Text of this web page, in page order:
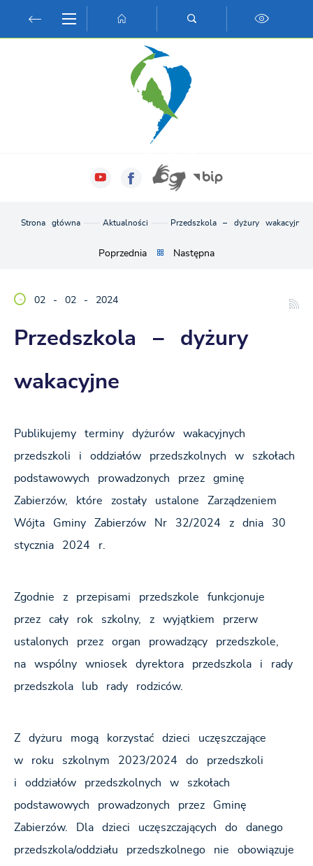
Przejdź do wyszukiwarki.
Przejdź do ustawień wielkości czcionki.
Włącz wersję kontrastową strony.
Strona główna Aktualności Przedszkola – dyżury wakacyjne
Poprzednia Następna
02 - 02 - 2024
Przedszkola – dyżury
wakacyjne
Publikujemy terminy dyżurów wakacyjnych
przedszkoli i oddziałów przedszkolnych w szkołach
podstawowych prowadzonych przez gminę
Zabierzów, które zostały ustalone Zarządzeniem
Wójta Gminy Zabierzów Nr 32/2024 z dnia 30
stycznia 2024 r.
Zgodnie z przepisami przedszkole funkcjonuje
przez cały rok szkolny, z wyjątkiem przerw
ustalonych przez organ prowadzący przedszkole,
na wspólny wniosek dyrektora przedszkola i rady
przedszkola lub rady rodziców.
Z dyżuru mogą korzystać dzieci uczęszczające
w roku szkolnym 2023/2024 do przedszkoli
i oddziałów przedszkolnych w szkołach
podstawowych prowadzonych przez Gminę
Zabierzów. Dla dzieci uczęszczających do danego
przedszkola/oddziału przedszkolnego nie obowiązuje